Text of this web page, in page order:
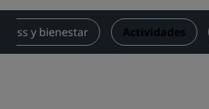
y bienestar Actividades